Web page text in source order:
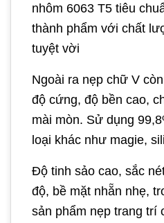
nhôm 6063 T5 tiêu
thành phẩm với chất
tuyệt vời
Ngoài ra nẹp chữ V
độ cứng, độ bền cao,
mài mòn. Sử dụng
loại khác như magie,
Độ tinh sảo cao, sắc
độ, bề mặt nhẵn nhẹ,
sản phẩm nẹp trang trí